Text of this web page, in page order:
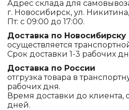
Адрес склада для
г. Новосибирск, ул.
Пт: с 09:00 до 17:00.
Доставка по Новосибирску
осуществляется
Срок доставки 1-3 рабочих
Доставка по России
отгрузка товара в
рабочих дня.
Время доставки до клиента,
дней.